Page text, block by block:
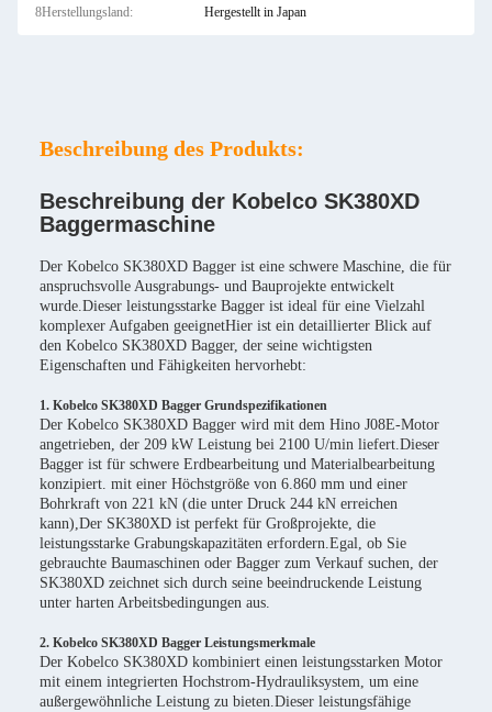
8Herstellungsland: Hergestellt in Japan
Beschreibung des Produkts:
Beschreibung der Kobelco SK380XD
Baggermaschine
Der Kobelco SK380XD Bagger ist eine schwere Maschine, die für
anspruchsvolle Ausgrabungs- und Bauprojekte entwickelt
wurde.Dieser leistungsstarke Bagger ist ideal für eine Vielzahl
komplexer Aufgaben geeignetHier ist ein detaillierter Blick auf
den Kobelco SK380XD Bagger, der seine wichtigsten
Eigenschaften und Fähigkeiten hervorhebt:
1. Kobelco SK380XD Bagger Grundspezifikationen
Der Kobelco SK380XD Bagger wird mit dem Hino J08E-Motor
angetrieben, der 209 kW Leistung bei 2100 U/min liefert.Dieser
Bagger ist für schwere Erdbearbeitung und Materialbearbeitung
konzipiert. mit einer Höchstgröße von 6.860 mm und einer
Bohrkraft von 221 kN (die unter Druck 244 kN erreichen
kann),Der SK380XD ist perfekt für Großprojekte, die
leistungsstarke Grabungskapazitäten erfordern.Egal, ob Sie
gebrauchte Baumaschinen oder Bagger zum Verkauf suchen, der
SK380XD zeichnet sich durch seine beeindruckende Leistung
unter harten Arbeitsbedingungen aus.
2. Kobelco SK380XD Bagger Leistungsmerkmale
Der Kobelco SK380XD kombiniert einen leistungsstarken Motor
mit einem integrierten Hochstrom-Hydrauliksystem, um eine
außergewöhnliche Leistung zu bieten.Dieser leistungsfähige